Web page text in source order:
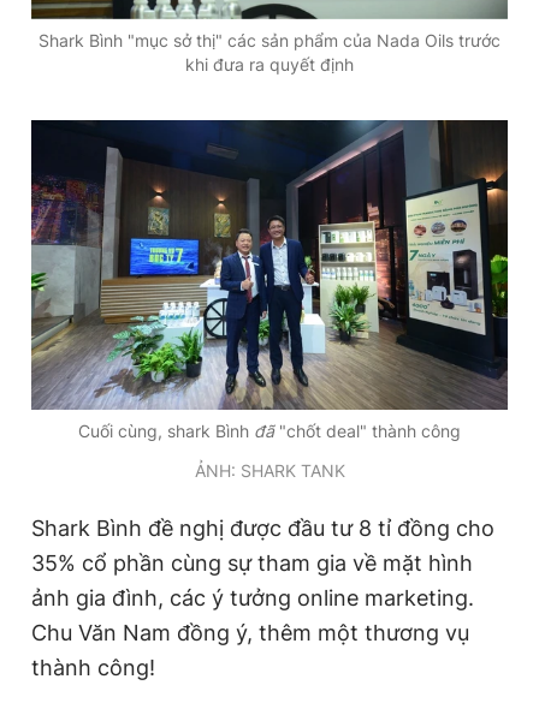
Shark Bình "mục sở thị" các sản phẩm của Nada Oils trước
khi đưa ra quyết định
Cuối cùng, shark Bình đã "chốt deal" thành công
ẢNH: SHARK TANK
Shark Bình đề nghị được đầu tư 8 tỉ đồng cho
35% cổ phần cùng sự tham gia về mặt hình
ảnh gia đình, các ý tưởng online marketing.
Chu Văn Nam đồng ý, thêm một thương vụ
thành công!